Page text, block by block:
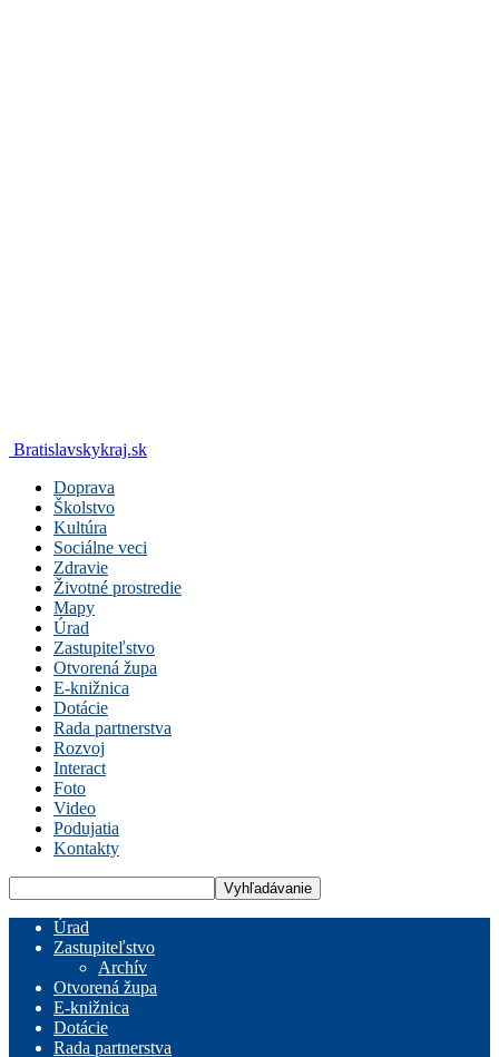
Bratislavskykraj.sk
Doprava
Školstvo
Kultúra
Sociálne veci
Zdravie
Životné prostredie
Mapy
Úrad
Zastupiteľstvo
Otvorená župa
E-knižnica
Dotácie
Rada partnerstva
Rozvoj
Interact
Foto
Video
Podujatia
Kontakty
Úrad
Zastupiteľstvo
Archív
Otvorená župa
E-knižnica
Dotácie
Rada partnerstva